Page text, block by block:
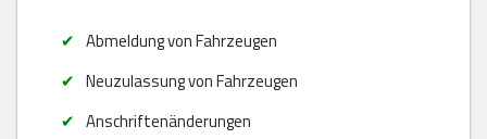
Abmeldung von Fahrzeugen
Neuzulassung von Fahrzeugen
Anschriftenänderungen